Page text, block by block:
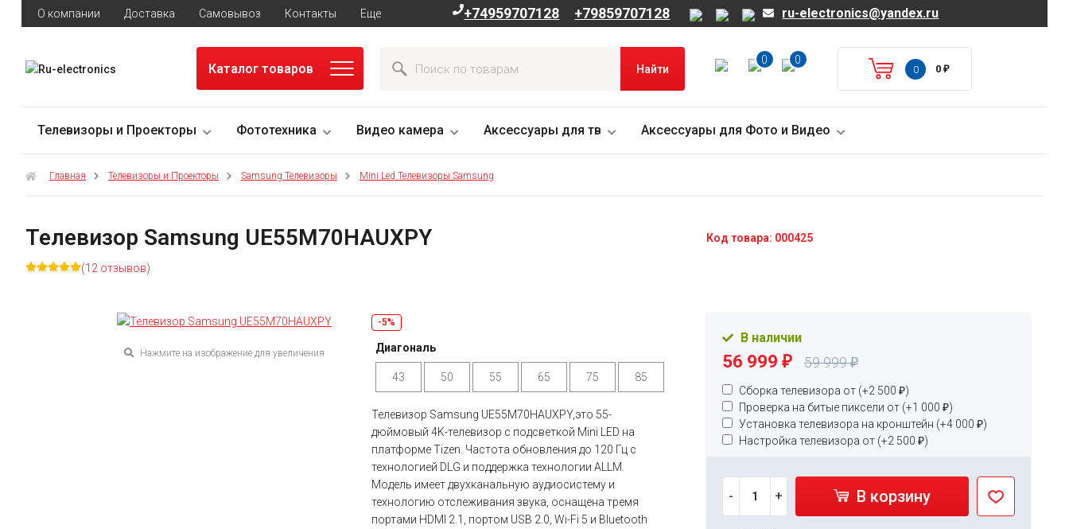
О компании Доставка Самовывоз Контакты Еще +74959707128 +79859707128 ru-electronics@yandex.ru
Каталог товаров Найти
0 0
0 0₽
Телевизоры и Проекторы Фототехника Видео камера Аксессуары для тв Аксессуары для Фото и Видео
Главная Телевизоры и Проекторы Samsung Телевизоры Mini Led Телевизоры Samsung
Телевизор Samsung UE55M70HAUXPY Код товара: 000425
(12 отзывов)
Нажмите на изображение для увеличения
-5%
Диагональ
43 50 55 65 75 85
Телевизор Samsung UE55M70HAUXPY,это 55-
дюймовый 4K-телевизор с подсветкой Mini LED на
платформе Tizen. Частота обновления до 120 Гц с
технологией DLG и поддержка технологии ALLM.
Модель имеет двухканальную аудиосистему и
технологию отслеживания звука, оснащена тремя
портами HDMI 2.1, портом USB 2.0, Wi-Fi 5 и Bluetooth
В наличии
56 999 ₽ 59 999₽
Сборка телевизора от (+2 500 ₽)
Проверка на битые пиксели от (+1 000 ₽)
Установка телевизора на кронштейн (+4 000 ₽)
Настройка телевизора от (+2 500 ₽)
- + В корзину